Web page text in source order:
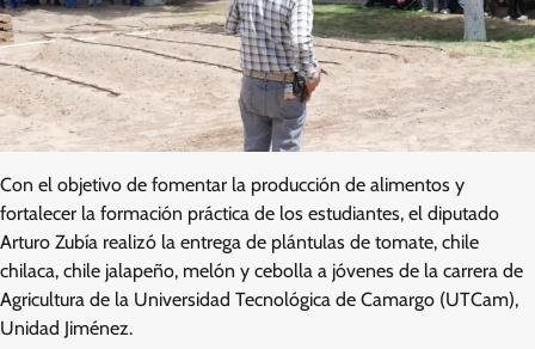
Con el objetivo de fomentar la producción de alimentos y
fortalecer la formación práctica de los estudiantes, el diputado
Arturo Zubía realizó la entrega de plántulas de tomate, chile
chilaca, chile jalapeño, melón y cebolla a jóvenes de la carrera de
Agricultura de la Universidad Tecnológica de Camargo (UTCam),
Unidad Jiménez.